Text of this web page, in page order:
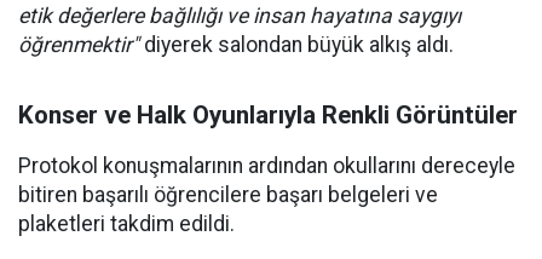
etik değerlere bağlılığı ve insan hayatına saygıyı
öğrenmektir"diyerek salondan büyük alkış aldı.
Konser ve Halk Oyunlarıyla Renkli Görüntüler
Protokol konuşmalarının ardından okullarını dereceyle
bitiren başarılı öğrencilere başarı belgeleri ve
plaketleri takdim edildi.